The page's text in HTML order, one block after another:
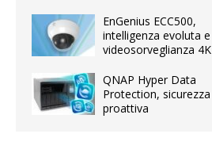
EnGenius ECC500,
intelligenza evoluta e
videosorveglianza 4K
QNAP Hyper Data
Protection, sicurezza
proattiva